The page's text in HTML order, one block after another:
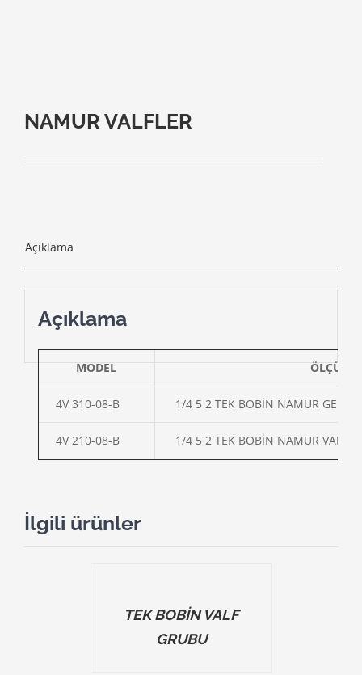
NAMUR VALFLER
Açıklama
Açıklama
MODEL ÖLÇÜ
4V 310-08-B 1/4 5 2 TEK BOBİN NAMUR GENİŞ
4V 210-08-B 1/4 5 2 TEK BOBİN NAMUR VALF
İlgili ürünler
TEK BOBİN VALF
GRUBU